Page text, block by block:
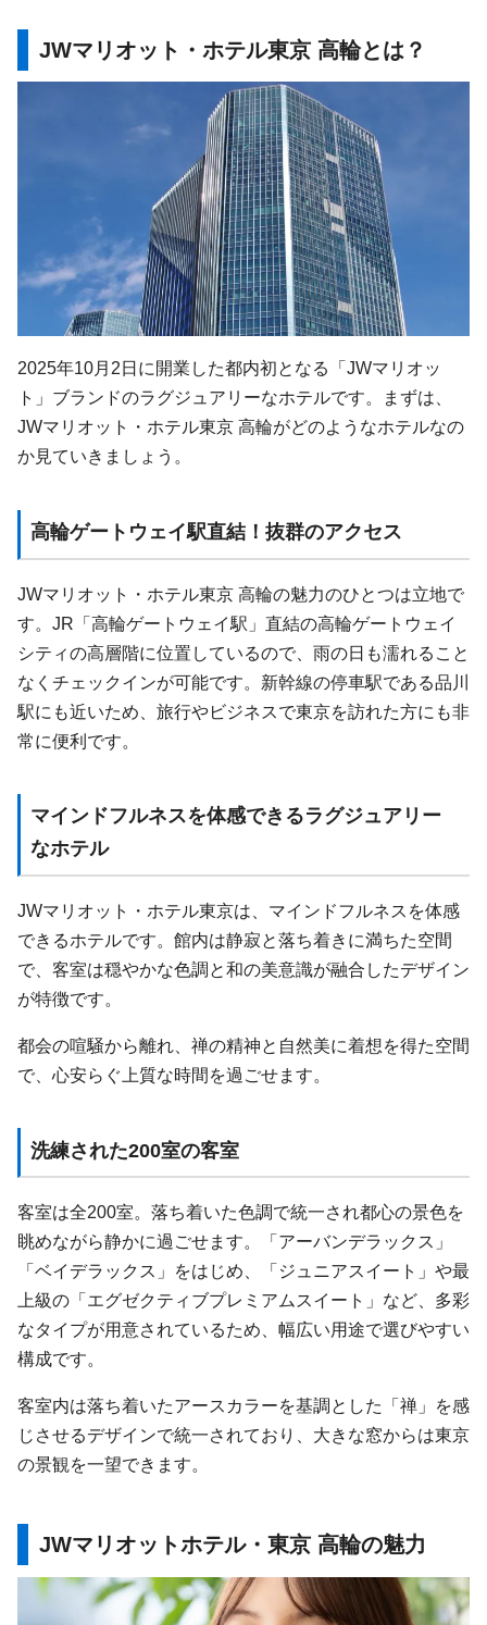
JWマリオット・ホテル東京 高輪とは？
2025年10月2日に開業した都内初となる「JWマリオッ
ト」ブランドのラグジュアリーなホテルです。まずは、
JWマリオット・ホテル東京 高輪がどのようなホテルなの
か見ていきましょう。
高輪ゲートウェイ駅直結！抜群のアクセス
JWマリオット・ホテル東京 高輪の魅力のひとつは立地で
す。JR「高輪ゲートウェイ駅」直結の高輪ゲートウェイ
シティの高層階に位置しているので、雨の日も濡れること
なくチェックインが可能です。新幹線の停車駅である品川
駅にも近いため、旅行やビジネスで東京を訪れた方にも非
常に便利です。
マインドフルネスを体感できるラグジュアリー
なホテル
JWマリオット・ホテル東京は、マインドフルネスを体感
できるホテルです。館内は静寂と落ち着きに満ちた空間
で、客室は穏やかな色調と和の美意識が融合したデザイン
が特徴です。
都会の喧騒から離れ、禅の精神と自然美に着想を得た空間
で、心安らぐ上質な時間を過ごせます。
洗練された200室の客室
客室は全200室。落ち着いた色調で統一され都心の景色を
眺めながら静かに過ごせます。「アーバンデラックス」
「ベイデラックス」をはじめ、「ジュニアスイート」や最
上級の「エグゼクティブプレミアムスイート」など、多彩
なタイプが用意されているため、幅広い用途で選びやすい
構成です。
客室内は落ち着いたアースカラーを基調とした「禅」を感
じさせるデザインで統一されており、大きな窓からは東京
の景観を一望できます。
JWマリオットホテル・東京 高輪の魅力